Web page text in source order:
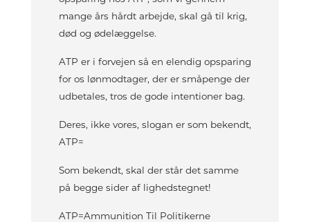
mange års hårdt arbejde, skal gå til krig,
død og ødelæggelse.
ATP er i forvejen så en elendig opsparing
for os lønmodtager, der er småpenge der
udbetales, tros de gode intentioner bag.
Deres, ikke vores, slogan er som bekendt,
ATP=
Som bekendt, skal der står det samme
på begge sider af lighedstegnet!
ATP=Ammunition Til Politikerne